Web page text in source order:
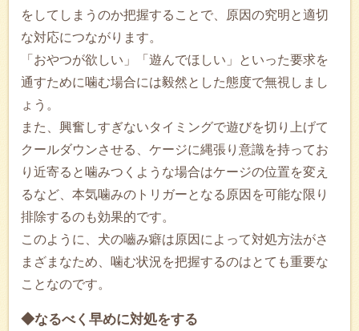
をしてしまうのか把握することで、原因の究明と適切
な対応につながります。
「おやつが欲しい」「遊んでほしい」といった要求を
通すために噛む場合には毅然とした態度で無視しまし
ょう。
また、興奮しすぎないタイミングで遊びを切り上げて
クールダウンさせる、ケージに縄張り意識を持ってお
り近寄ると噛みつくような場合はケージの位置を変え
るなど、本気噛みのトリガーとなる原因を可能な限り
排除するのも効果的です。
このように、犬の嚙み癖は原因によって対処方法がさ
まざまなため、噛む状況を把握するのはとても重要な
ことなのです。
◆なるべく早めに対処をする